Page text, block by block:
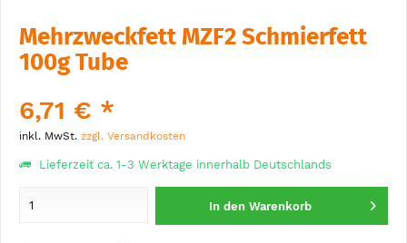
Mehrzweckfett MZF2 Schmierfett
100g Tube
6,71 € *
inkl. MwSt. zzgl. Versandkosten
Lieferzeit ca. 1-3 Werktage innerhalb Deutschlands
In den Warenkorb